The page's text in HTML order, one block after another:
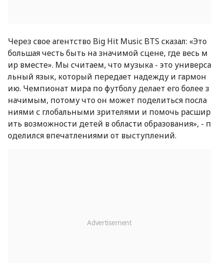
Через свое агентство Big Hit Music BTS сказал: «Это
большая честь быть на значимой сцене, где весь м
ир вместе». Мы считаем, что музыка - это универса
льный язык, который передает надежду и гармон
ию. Чемпионат мира по футболу делает его более з
начимым, потому что он может поделиться посла
ниями с глобальными зрителями и помочь расшир
ить возможности детей в области образования», - п
оделился впечатлениями от выступлений.